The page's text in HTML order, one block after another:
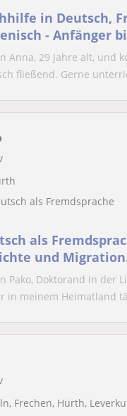
in Deutsch,
- Anfänger
Anna, 29 Jahre alt, und
fließend. Gerne
als Fremdsprache
als
und
Pako, Doktorand in der
in meinem Heimatland
Frechen, Hürth,